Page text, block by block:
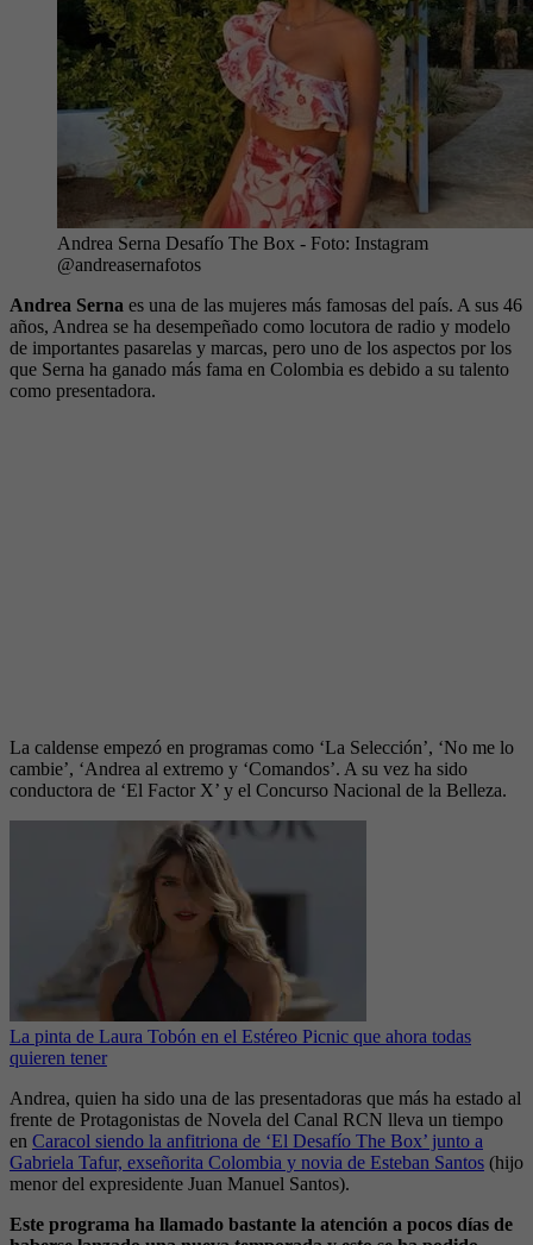
Andrea Serna Desafío The Box - Foto: Instagram
@andreasernafotos
Andrea Serna es una de las mujeres más famosas del país. A sus 46
años, Andrea se ha desempeñado como locutora de radio y modelo
de importantes pasarelas y marcas, pero uno de los aspectos por los
que Serna ha ganado más fama en Colombia es debido a su talento
como presentadora.
La caldense empezó en programas como ‘La Selección’, ‘No me lo
cambie’, ‘Andrea al extremo y ‘Comandos’. A su vez ha sido
conductora de ‘El Factor X’ y el Concurso Nacional de la Belleza.
La pinta de Laura Tobón en el Estéreo Picnic que ahora todas
quieren tener
Andrea, quien ha sido una de las presentadoras que más ha estado al
frente de Protagonistas de Novela del Canal RCN lleva un tiempo
en Caracol siendo la anfitriona de ‘El Desafío The Box’ junto a
Gabriela Tafur, exseñorita Colombia y novia de Esteban Santos (hijo
menor del expresidente Juan Manuel Santos).
Este programa ha llamado bastante la atención a pocos días de